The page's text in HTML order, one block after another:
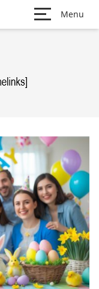
Menu